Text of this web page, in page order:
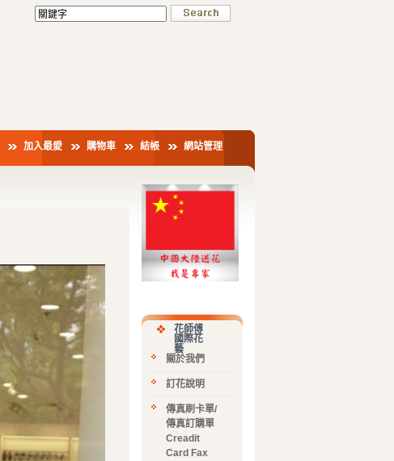
加入最愛 購物車 結帳 網站管理
花師傅
國際花
藝
關於我們
訂花說明
傳真刷卡單/
傳真訂購單
Creadit
Card Fax